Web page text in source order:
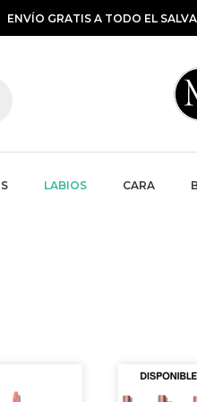
ENVÍO GRATIS A TODO EL
LABIOS CARA
Este
producto